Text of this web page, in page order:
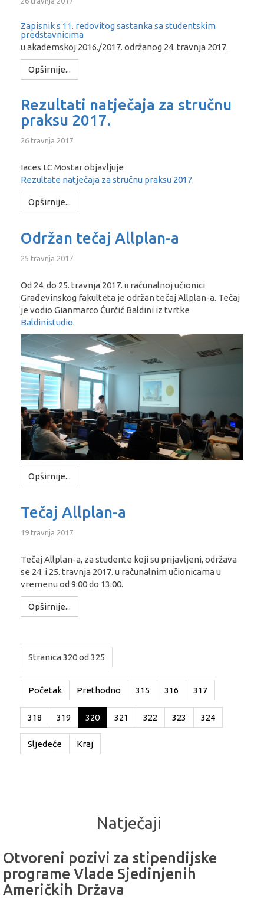
Zapisnik s 11. redovitog sastanka sa studentskim
predstavnicima
u akademskoj 2016./2017. održanog 24. travnja 2017.
Opširnije...
Rezultati natječaja za stručnu
praksu 2017.
26 travnja 2017
Iaces LC Mostar objavljuje
Rezultate natječaja za stručnu praksu 2017.
Opširnije...
Održan tečaj Allplan-a
25 travnja 2017
Od 24. do 25. travnja 2017. u računalnoj učionici
Građevinskog fakulteta je održan tečaj Allplan-a. Tečaj
je vodio Gianmarco Ćurčić Baldini iz tvrtke
Baldinistudio.
Opširnije...
Tečaj Allplan-a
19 travnja 2017
Tečaj Allplan-a, za studente koji su prijavljeni, održava
se 24. i 25. travnja 2017. u računalnim učionicama u
vremenu od 9:00 do 13:00.
Opširnije...
Stranica 320 od 325
Početak Prethodno 315 316 317
318 319 320 321 322 323 324
Sljedeće Kraj
Natječaji
Otvoreni pozivi za stipendijske
programe Vlade Sjedinjenih
Američkih Država